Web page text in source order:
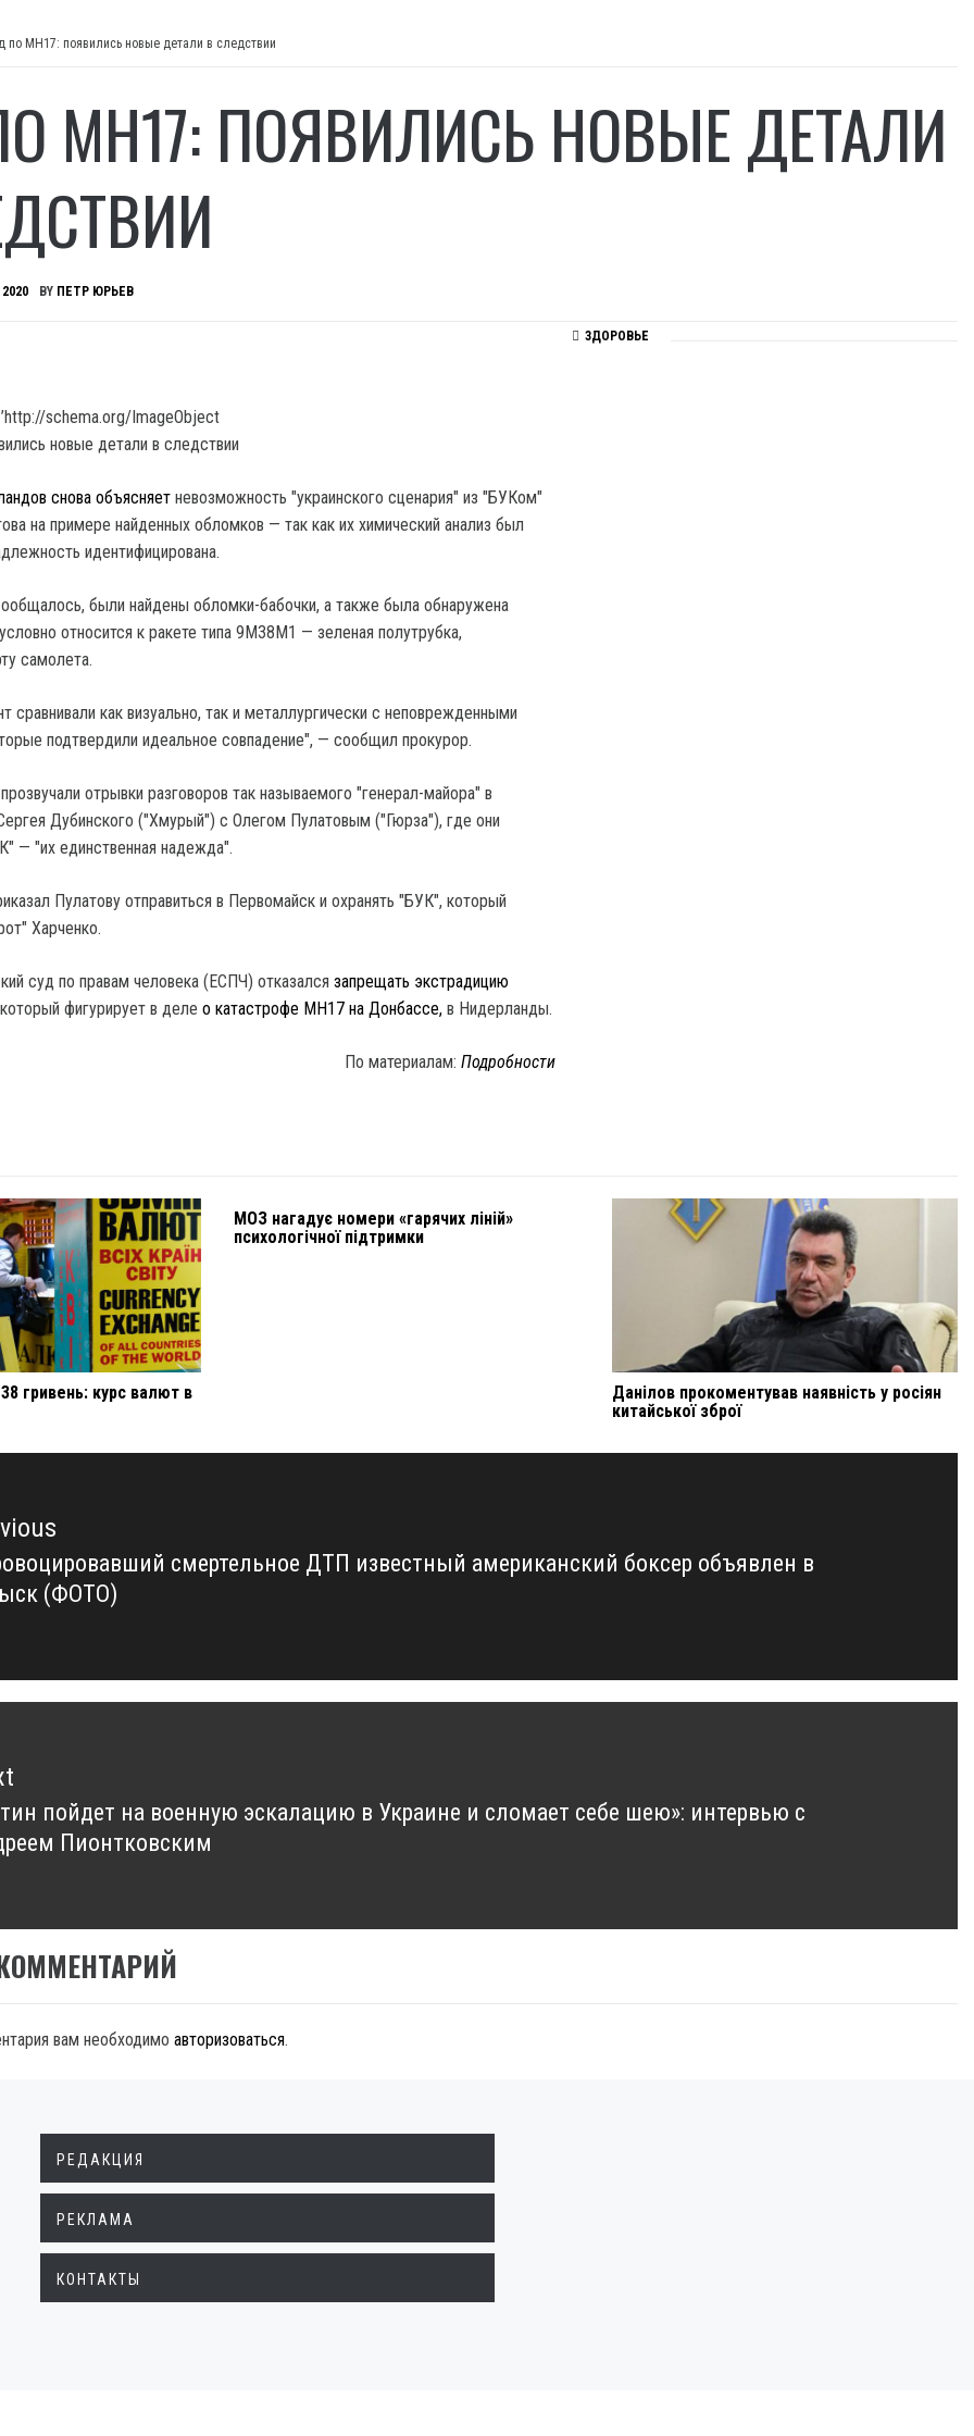
по МН17: появились новые детали в следствии
МН17: ПОЯВИЛИСЬ НОВЫЕ ДЕТАЛИ
BY ПЕТР ЮРЬЕВ
schema.org/ImageObject
снова объясняет невозможность "украинского сценария" из "БУКом"
на примере найденных обломков — так как их химический анализ был
идентифицирована.
были найдены обломки-бабочки, а также была обнаружена
относится к ракете типа 9М38М1 — зеленая полутрубка,
самолета.
сравнивали как визуально, так и металлургически с неповрежденными
подтвердили идеальное совпадение", — сообщил прокурор.
отрывки разговоров так называемого "генерал-майора" в
Дубинского ("Хмурый") с Олегом Пулатовым ("Гюрза"), где они
— "их единственная надежда".
Пулатову отправиться в Первомайск и охранять "БУК", который
Харченко.
суд по правам человека (ЕСПЧ) отказался запрещать экстрадицию
фигурирует в деле о катастрофе МН17 на Донбассе, в Нидерланды.
По материалам:Подробности
ЗДОРОВЬЕ
гривень: курс валют в
МОЗ нагадує номери «гарячих ліній»
психологічної підтримки
Данілов прокоментував наявність у росіян
китайської зброї
смертельное ДТП известный американский боксер объявлен в
(ФОТО)
пойдет на военную эскалацию в Украине и сломает себе шею»: интервью с
Пионтковским
вам необходимо авторизоваться.
РЕДАКЦИЯ
РЕКЛАМА
КОНТАКТЫ